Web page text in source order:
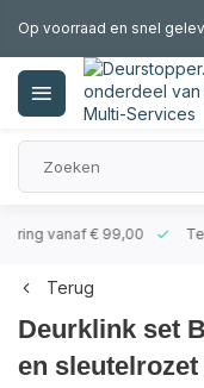
Op voorraad en snel
vanaf € 99,00
Terug
Deurklink set
en